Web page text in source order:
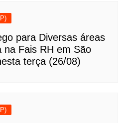
para Diversas áreas
na Fais RH em São
terça (26/08)